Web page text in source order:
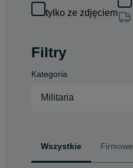
tylko ze zdjęciem
Filtry
Kategoria
Militaria
Wszystkie Firmowe